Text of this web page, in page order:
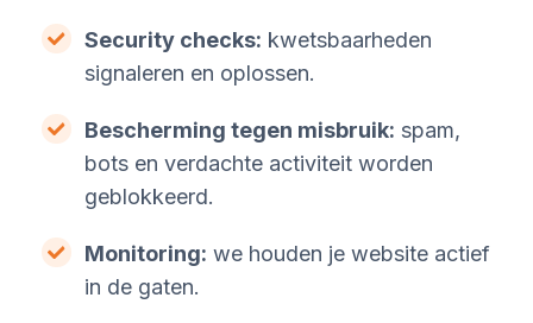
Security checks: kwetsbaarheden
signaleren en oplossen.
Bescherming tegen misbruik: spam,
bots en verdachte activiteit worden
geblokkeerd.
Monitoring: we houden je website actief
in de gaten.